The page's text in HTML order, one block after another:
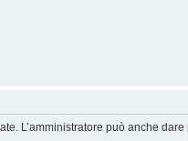
L’amministratore può anche